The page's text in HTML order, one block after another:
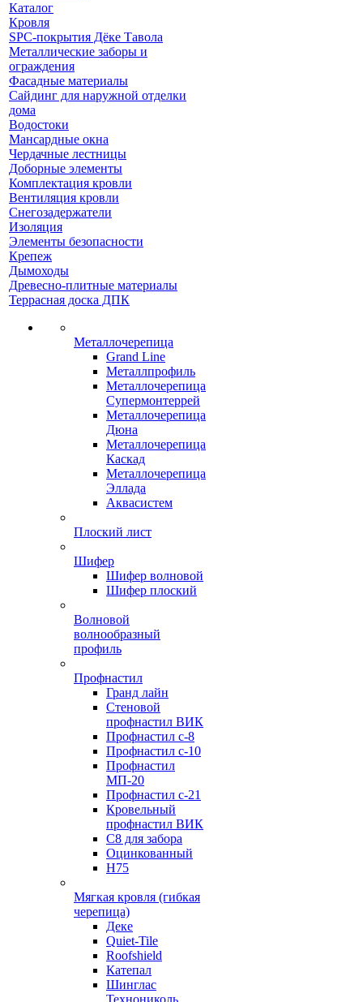
Каталог
Кровля
SPC-покрытия Дёке Тавола
Металлические заборы и
ограждения
Фасадные материалы
Сайдинг для наружной отделки
дома
Водостоки
Мансардные окна
Чердачные лестницы
Доборные элементы
Комплектация кровли
Вентиляция кровли
Снегозадержатели
Изоляция
Элементы безопасности
Крепеж
Дымоходы
Древесно-плитные материалы
Террасная доска ДПК
Металлочерепица
Grand Line
Металлпрофиль
Металлочерепица
Супермонтеррей
Металлочерепица
Дюна
Металлочерепица
Каскад
Металлочерепица
Эллада
Аквасистем
Плоский лист
Шифер
Шифер волновой
Шифер плоский
Волновой
волнообразный
профиль
Профнастил
Гранд лайн
Стеновой
профнастил ВИК
Профнастил с-8
Профнастил с-10
Профнастил
МП-20
Профнастил с-21
Кровельный
профнастил ВИК
С8 для забора
Оцинкованный
Н75
Мягкая кровля (гибкая
черепица)
Деке
Quiet-Tile
Roofshield
Катепал
Шинглас
Технониколь